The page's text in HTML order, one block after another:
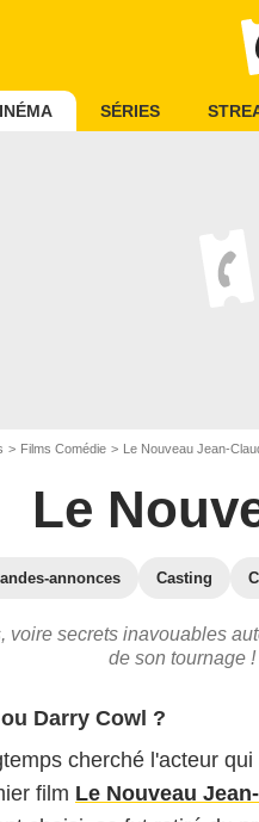
SÉRIES
Films Comédie Le Nouveau Jean-
Le
annonces Casting
voire secrets inavouables
de son tournage !
Darry Cowl ?
cherché l'acteur
film Le Nouveau